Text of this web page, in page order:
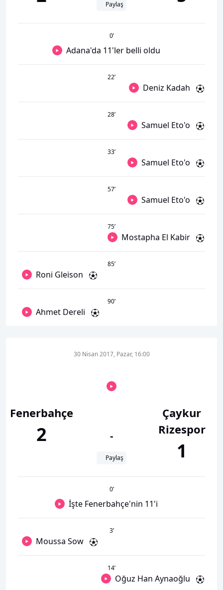
Paylaş
0’
Adana'da 11'ler belli oldu
22’
Deniz Kadah
28’
Samuel Eto'o
33’
Samuel Eto'o
57’
Samuel Eto'o
75’
Mostapha El Kabir
85’
Roni Gleison
90’
Ahmet Dereli
Fenerbahçe
2
30 Nisan 2017, Pazar, 16:00
-
Paylaş
Çaykur
Rizespor
1
0’
İşte Fenerbahçe'nin 11'i
3’
Moussa Sow
14’
Oğuz Han Aynaoğlu